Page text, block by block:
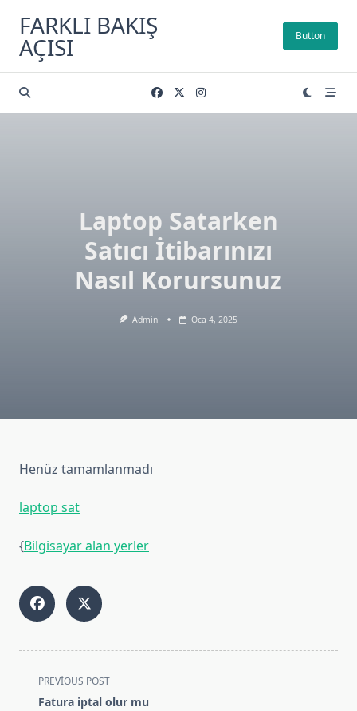
content
FARKLI BAKIŞ
AÇISI Button
Laptop Satarken
Satıcı İtibarınızı
Nasıl Korursunuz
Admin Oca 4, 2025
Henüz tamamlanmadı
laptop sat
{Bilgisayar alan yerler
<span
class="nav-
PREVIOUS POST
Fatura iptal olur mu